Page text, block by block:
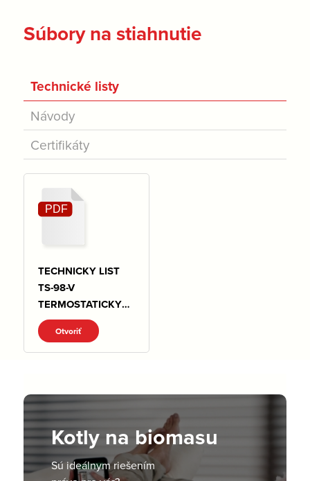
Súbory na stiahnutie
Technické listy
Návody
Certifikáty
TECHNICKY LIST
TS-98-V
TERMOSTATICKY
VENTIL .pdf
Otvoriť
Kotly na biomasu
Sú ideálnym riešením